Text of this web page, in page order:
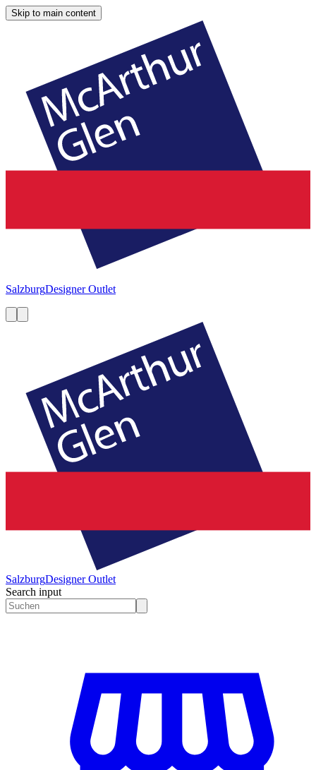
Skip to main content
SalzburgDesigner Outlet
SalzburgDesigner Outlet
Search input